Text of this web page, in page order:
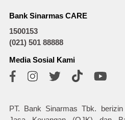
Bank Sinarmas CARE
1500153
(021) 501 88888
Media Sosial Kami
PT. Bank Sinarmas Tbk.